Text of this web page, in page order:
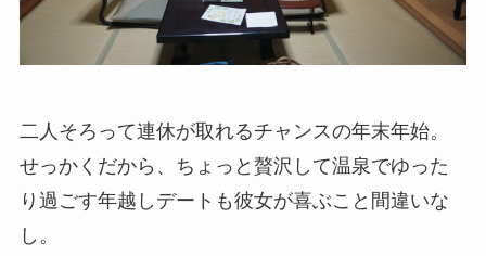
二人そろって連休が取れるチャンスの年末年始。
せっかくだから、ちょっと贅沢して温泉でゆった
り過ごす年越しデートも彼女が喜ぶこと間違いな
し。